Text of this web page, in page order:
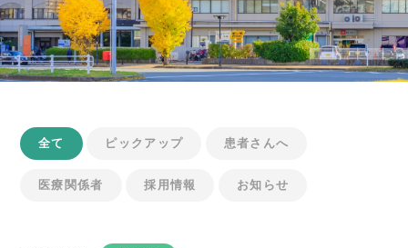
全て ピックアップ 患者さんへ
医療関係者 採用情報 お知らせ